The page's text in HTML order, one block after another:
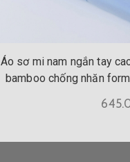
Áo sơ mi nam ngắn tay
bamboo chống nhăn